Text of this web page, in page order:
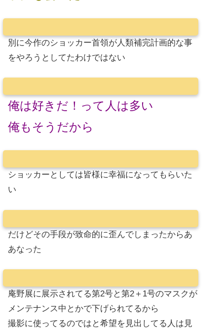
別に今作のショッカー首領が人類補完計画的な事
をやろうとしてたわけではない
俺は好きだ！って人は多い
俺もそうだから
ショッカーとしては皆様に幸福になってもらいた
い
だけどその手段が致命的に歪んでしまったからあ
あなった
庵野展に展示されてる第2号と第2＋1号のマスクが
メンテナンス中とかで下げられてるから
撮影に使ってるのではと希望を見出してる人は見